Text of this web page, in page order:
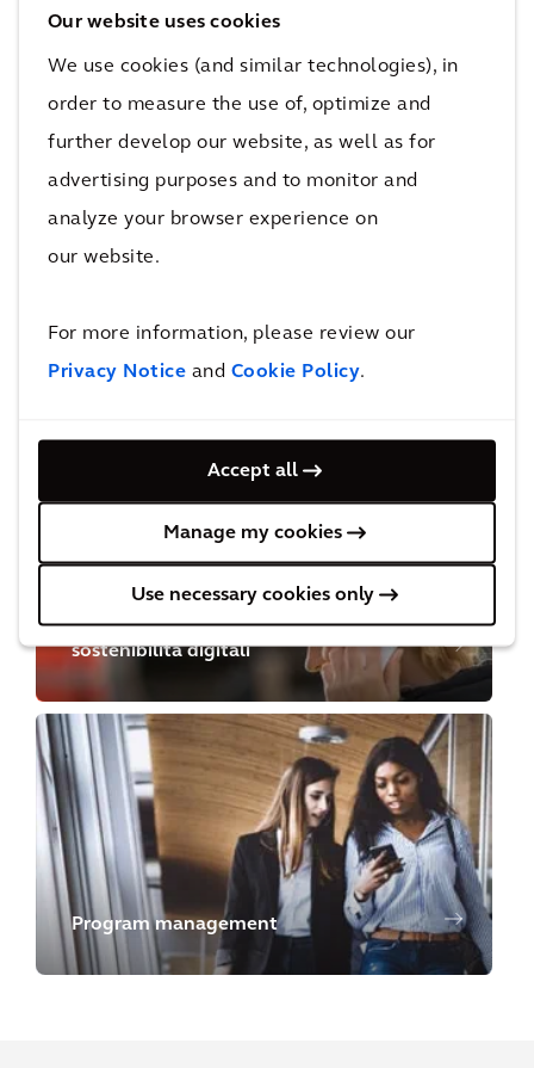
Our website uses cookies
We use cookies (and similar technologies), in
order to measure the use of, optimize and
further develop our website, as well as for
advertising purposes and to monitor and
analyze your browser experience on
our website.
For more information, please review our
Privacy Notice and Cookie Policy.
Accept all
Manage my cookies
Use necessary cookies only
Gestione commerciale e dei costi
Progettazione e ingegneria
Ambiente, salute, sicurezza e
sostenibilità digitali
Program management